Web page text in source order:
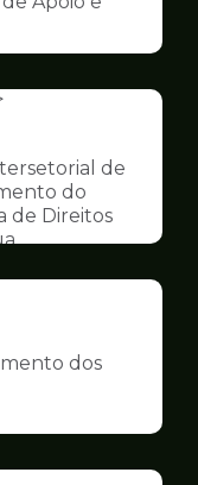
de
do
de Direitos
dos